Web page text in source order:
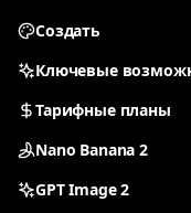
Создать
Ключевые
Тарифные планы
Nano Banana 2
GPT Image 2